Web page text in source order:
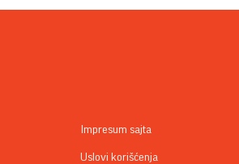
Impresum sajta
Uslovi korišćenja